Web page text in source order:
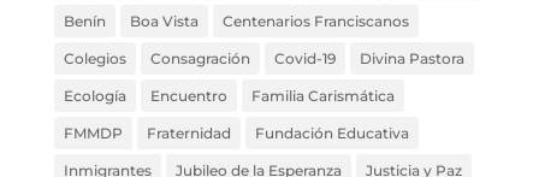
Benín Boa Vista Centenarios Franciscanos
Colegios Consagración Covid-19 Divina Pastora
Ecología Encuentro Familia Carismática
FMMDP Fraternidad Fundación Educativa
Inmigrantes Jubileo de la Esperanza Justicia y Paz